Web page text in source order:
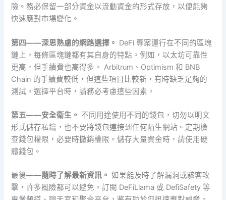
險。務必保留一部分資金以流動資金的形式存放，以便能夠
快速應對市場變化。
第四——深思熟慮的網路選擇。 DeFi 專案運行在不同的區塊
鏈上，每條區塊鏈都有其自身的特點。例如，以太坊可靠性
更高，但手續費也高得多。 Arbitrum、Optimism 和 BNB
Chain 的手續費較低，但這些項目比較新，有時缺乏足夠的
測試。選擇平台時，請務必考慮這些因素。
第五——安全衛生。 不同用途使用不同的錢包，切勿以明文
形式儲存私鑰，也不要將錢包連接到任何陌生網站。定期檢
查錢包權限，必要時撤銷權限。儲存大量資金時，請使用硬
體錢包。
最後——隨時了解最新資訊。 如果能及時了解漏洞或駭客攻
擊，許多風險都可以避免。訂閱 DeFiLlama 或 DefiSafety 等